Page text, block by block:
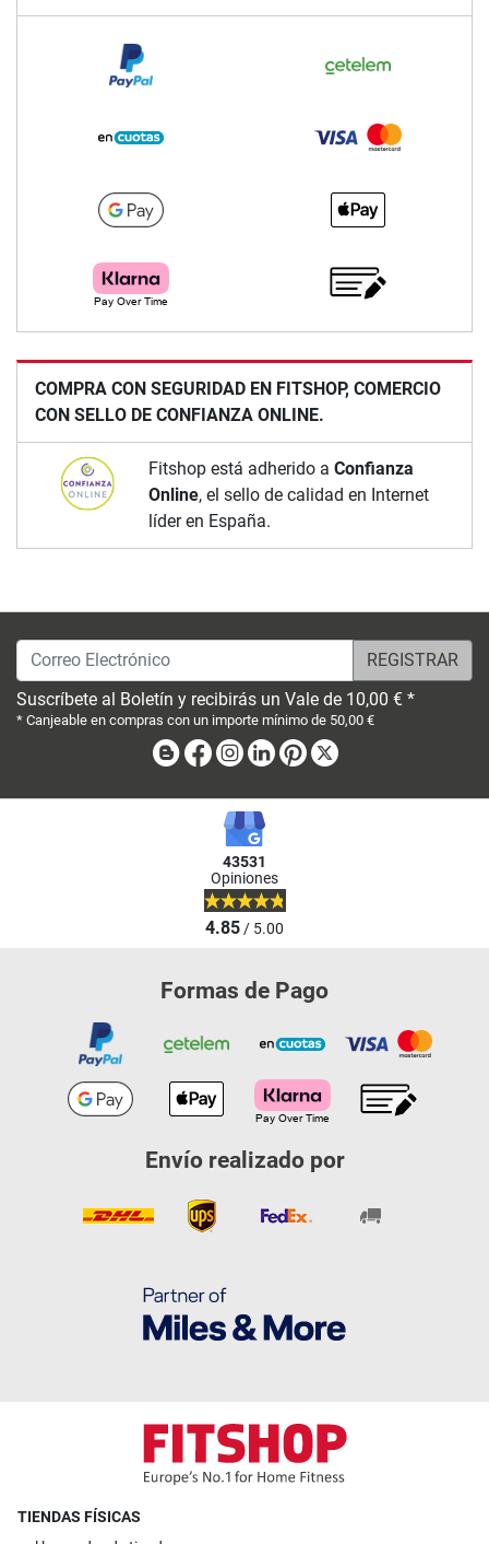
COMPRA CON SEGURIDAD EN FITSHOP, COMERCIO
CON SELLO DE CONFIANZA ONLINE.
Fitshop está adherido a Confianza
Online, el sello de calidad en Internet
líder en España.
Correo Electrónico
Suscríbete al Boletín y recibirás un Vale de 10,00 € *
* Canjeable en compras con un importe mínimo de 50,00 €
BlogFacebook
Instagram
LinkedinPinterest
43531
Opiniones
4.85/ 5.00
Formas de Pago
Envío realizado por
TIENDAS FÍSICAS